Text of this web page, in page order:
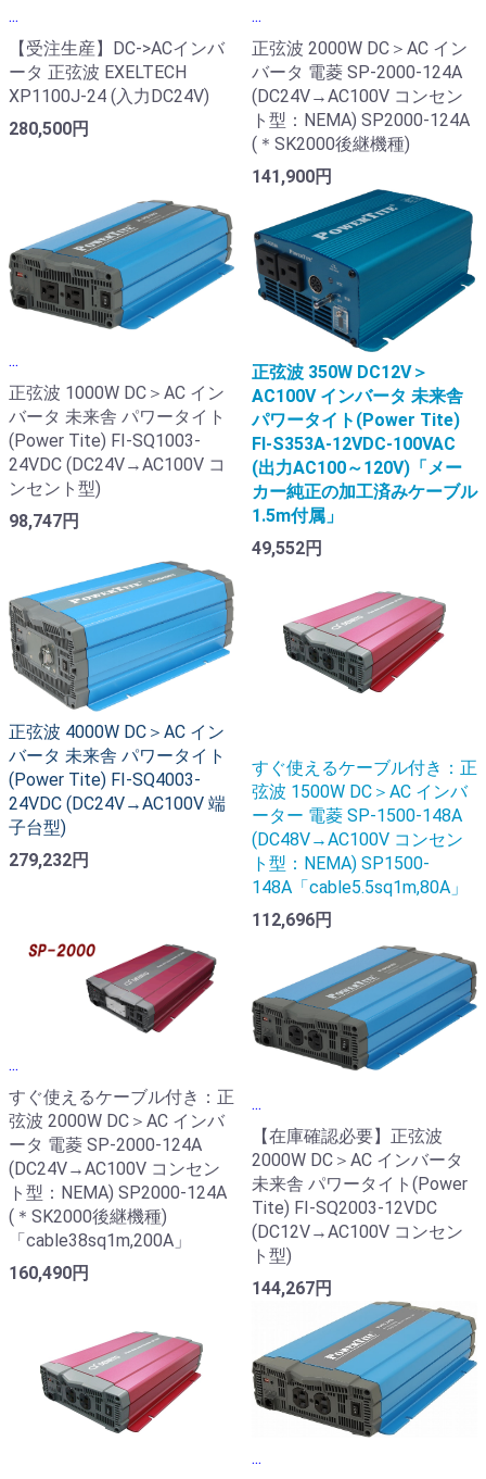
...
【受注生産】DC->ACインバ
ータ 正弦波 EXELTECH
XP1100J-24 (入力DC24V)
280,500円
...
正弦波 2000W DC＞AC イン
バータ 電菱 SP-2000-124A
(DC24V→AC100V コンセン
ト型：NEMA) SP2000-124A
(＊SK2000後継機種)
141,900円
...
正弦波 1000W DC＞AC イン
バータ 未来舎 パワータイト
(Power Tite) FI-SQ1003-
24VDC (DC24V→AC100V コ
ンセント型)
98,747円
正弦波 350W DC12V＞
AC100V インバータ 未来舎
パワータイト(Power Tite)
FI-S353A-12VDC-100VAC
(出力AC100～120V)「メー
カー純正の加工済みケーブル
1.5m付属」
49,552円
正弦波 4000W DC＞AC イン
バータ 未来舎 パワータイト
(Power Tite) FI-SQ4003-
24VDC (DC24V→AC100V 端
子台型)
279,232円
すぐ使えるケーブル付き：正
弦波 1500W DC＞AC インバ
ーター 電菱 SP-1500-148A
(DC48V→AC100V コンセン
ト型：NEMA) SP1500-
148A「cable5.5sq1m,80A」
112,696円
...
すぐ使えるケーブル付き：正
弦波 2000W DC＞AC インバ
ータ 電菱 SP-2000-124A
(DC24V→AC100V コンセン
ト型：NEMA) SP2000-124A
(＊SK2000後継機種)
「cable38sq1m,200A」
160,490円
...
【在庫確認必要】正弦波
2000W DC＞AC インバータ
未来舎 パワータイト(Power
Tite) FI-SQ2003-12VDC
(DC12V→AC100V コンセン
ト型)
144,267円
...